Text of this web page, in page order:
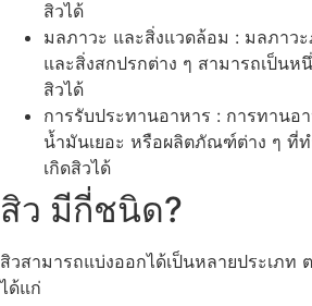
สิวได้
มลภาวะ และสิ่งแวดล้อม : มลภาว
และสิ่งสกปรกต่าง ๆ สามารถเป็นห
สิวได้
การรับประทานอาหาร : การทานอ
น้ำมันเยอะ หรือผลิตภัณฑ์ต่าง ๆ ที่
เกิดสิวได้
สิว มีกี่ชนิด?
สิวสามารถแบ่งออกได้เป็นหลายประเภท
ได้แก่